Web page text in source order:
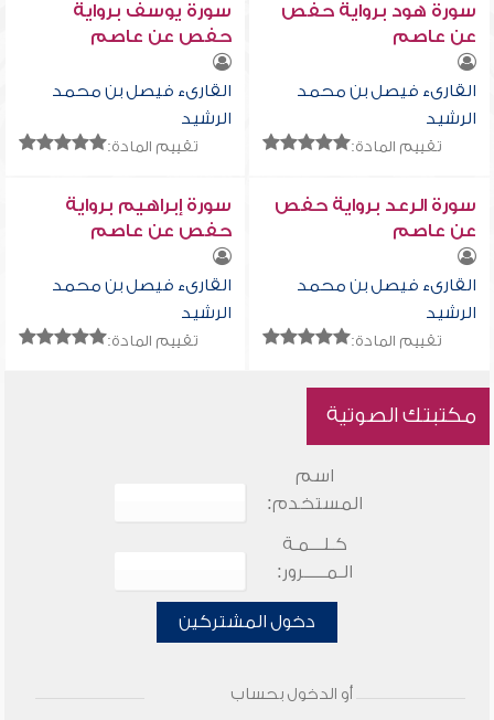
سورة هود برواية حفص
عن عاصم
القارىء فيصل بن محمد
الرشيد
تقييم المادة:
سورة يوسف برواية
حفص عن عاصم
القارىء فيصل بن محمد
الرشيد
تقييم المادة:
سورة الرعد برواية حفص
عن عاصم
القارىء فيصل بن محمد
الرشيد
تقييم المادة:
سورة إبراهيم برواية
حفص عن عاصم
القارىء فيصل بن محمد
الرشيد
تقييم المادة:
مكتبتك الصوتية
اسم
المستخدم:
كـلـــمـة
الـمـــــرور:
دخول المشتركين
أو الدخول بحساب